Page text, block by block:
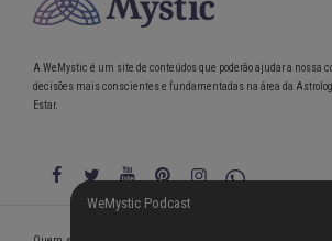
WeMystic Podcast
A WeMystic é um site de conteúdos que poderão ajudar a nossa
decisões mais conscientes e fundamentadas na área da
Estar.
WeMystic Podcast